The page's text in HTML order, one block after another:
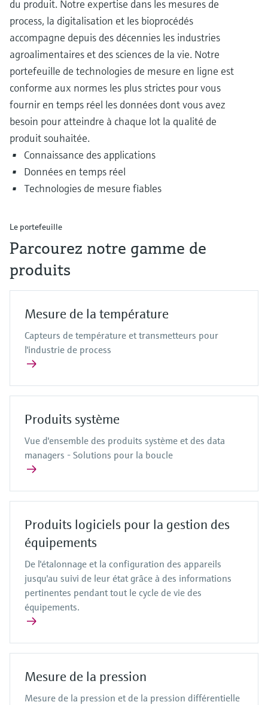
du produit. Notre expertise dans les mesures de
process, la digitalisation et les bioprocédés
accompagne depuis des décennies les industries
agroalimentaires et des sciences de la vie. Notre
portefeuille de technologies de mesure en ligne est
conforme aux normes les plus strictes pour vous
fournir en temps réel les données dont vous avez
besoin pour atteindre à chaque lot la qualité de
produit souhaitée.
Connaissance des applications
Données en temps réel
Technologies de mesure fiables
Le portefeuille
Parcourez notre gamme de
produits
Mesure de la température
Capteurs de température et transmetteurs pour
l'industrie de process
Produits système
Vue d'ensemble des produits système et des data
managers - Solutions pour la boucle
Produits logiciels pour la gestion des
équipements
De l'étalonnage et la configuration des appareils
jusqu'au suivi de leur état grâce à des informations
pertinentes pendant tout le cycle de vie des
équipements.
Mesure de la pression
Mesure de la pression et de la pression différentielle